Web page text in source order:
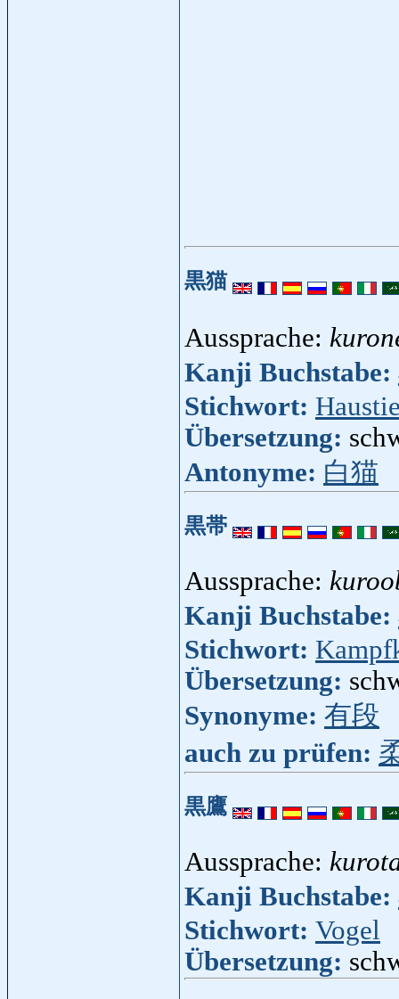
黒猫
Aussprache:
Kanji Buchstabe:
Stichwort:
Übersetzung:
Antonyme: 白猫
黒帯
Aussprache:
Kanji Buchstabe:
Stichwort:
Übersetzung:
Synonyme: 有段
auch zu prüfen:
黒鷹
Aussprache:
Kanji Buchstabe:
Stichwort: Vogel
Übersetzung: